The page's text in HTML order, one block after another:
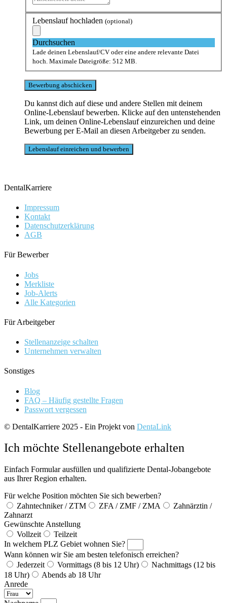
Lebenslauf hochladen (optional)
Durchsuchen
Lade deinen Lebenslauf/CV oder eine andere relevante Datei
hoch. Maximale Dateigröße: 512 MB.
Du kannst dich auf diese und andere Stellen mit deinem
Online-Lebenslauf bewerben. Klicke auf den untenstehenden
Link, um deinen Online-Lebenslauf einzureichen und deine
Bewerbung per E-Mail an diesen Arbeitgeber zu senden.
DentalKarriere
Impressum
Kontakt
Datenschutzerklärung
AGB
Für Bewerber
Jobs
Merkliste
Job-Alerts
Alle Kategorien
Für Arbeitgeber
Stellenanzeige schalten
Unternehmen verwalten
Sonstiges
Blog
FAQ – Häufig gestellte Fragen
Passwort vergessen
© DentalKarriere 2025 - Ein Projekt von DentaLink
Ich möchte Stellenangebote erhalten
Einfach Formular ausfüllen und qualifizierte Dental-Jobangebote
aus Ihrer Region erhalten.
Für welche Position möchten Sie sich bewerben?
Zahntechniker / ZTM
ZFA / ZMF / ZMA
Zahnärztin /
Zahnarzt
Gewünschte Anstellung
Vollzeit
Teilzeit
In welchem PLZ Gebiet wohnen Sie?
Wann können wir Sie am besten telefonisch erreichen?
Jederzeit
Vormittags (8 bis 12 Uhr)
Nachmittags (12 bis
18 Uhr)
Abends ab 18 Uhr
Anrede